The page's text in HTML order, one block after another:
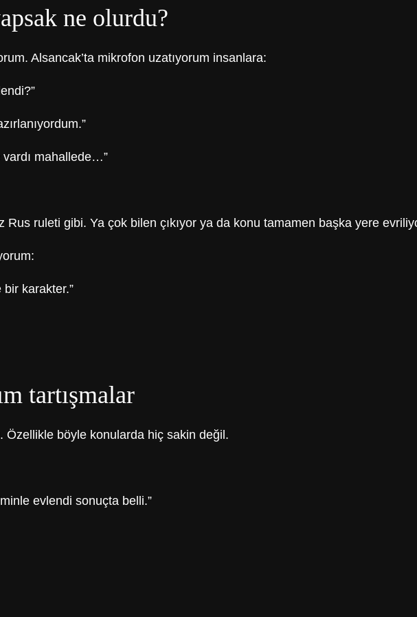
ne olurdu?
Alsancak’ta mikrofon uzatıyorum insanlara:
mahallede…”
Rus ruleti gibi. Ya çok bilen çıkıyor ya da konu tamamen başka yere
karakter.”
tartışmalar
Özellikle böyle konularda hiç sakin değil.
evlendi sonuçta belli.”